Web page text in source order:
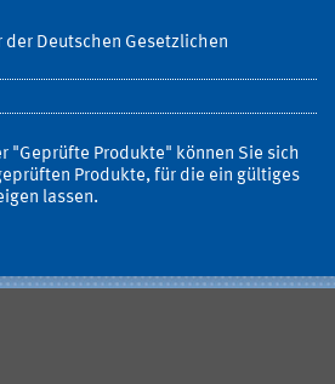
Deutschen Gesetzlichen
"Geprüfte Produkte" können Sie sich
Produkte, für die ein gültiges
lassen.